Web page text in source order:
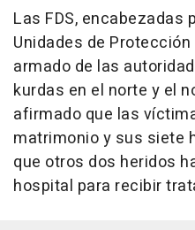
Las FDS, encabezadas
Unidades de
armado de las
kurdas en el norte y el
afirmado que las
matrimonio y sus siete
que otros dos heridos
hospital para recibir